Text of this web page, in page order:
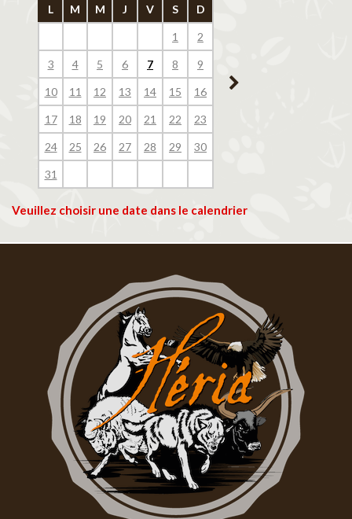
L M M J V S D
1 2
3 4 5 6 7 8 9
10 11 12 13 14 15 16
17 18 19 20 21 22 23
24 25 26 27 28 29 30
31
14
Veuillez choisir une date dans le calendrier